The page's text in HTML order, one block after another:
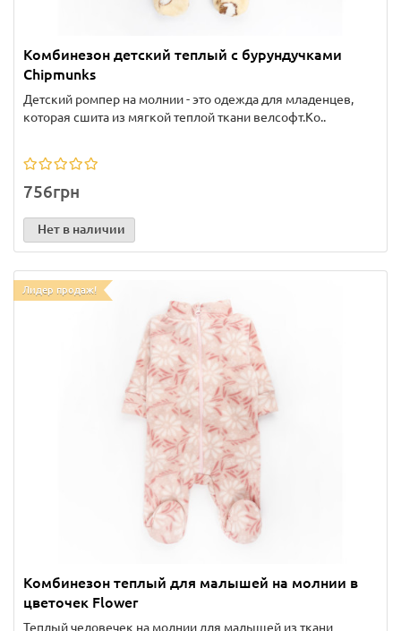
Комбинезон детский теплый с бурундучками
Chipmunks
Детский ромпер на молнии - это одежда для младенцев,
которая сшита из мягкой теплой ткани велсофт.Ко..
756грн
Нет в наличии
Лидер продаж!
Комбинезон теплый для малышей на молнии в
цветочек Flower
Теплый человечек на молнии для малышей из ткани